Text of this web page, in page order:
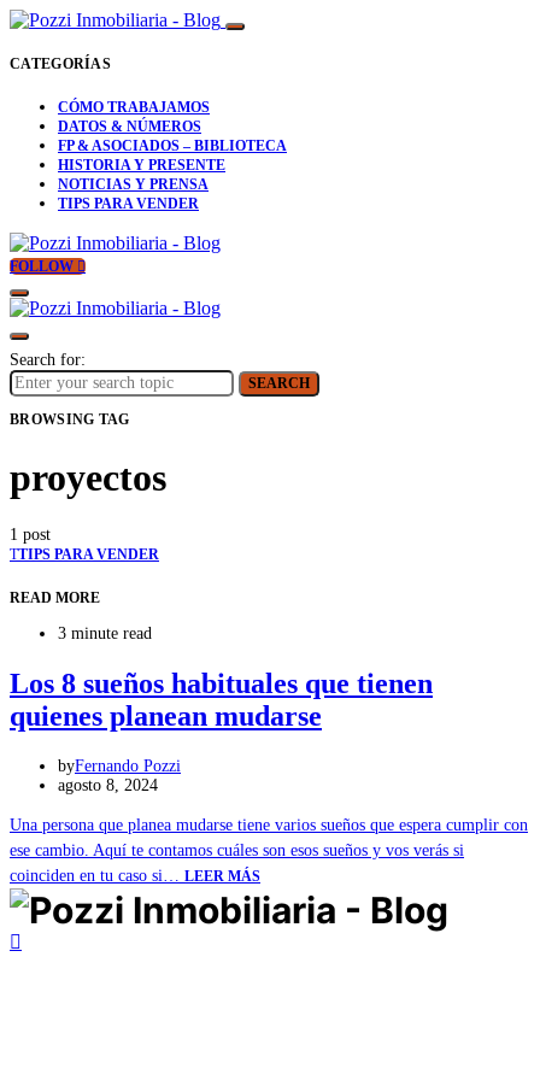
CATEGORÍAS
CÓMO TRABAJAMOS
DATOS & NÚMEROS
FP & ASOCIADOS – BIBLIOTECA
HISTORIA Y PRESENTE
NOTICIAS Y PRENSA
TIPS PARA VENDER
FOLLOW
Search for:
SEARCH
BROWSING TAG
proyectos
1 post
TTIPS PARA VENDER
READ MORE
3 minute read
Los 8 sueños habituales que tienen
quienes planean mudarse
byFernando Pozzi
agosto 8, 2024
Una persona que planea mudarse tiene varios sueños que espera cumplir con
ese cambio. Aquí te contamos cuáles son esos sueños y vos verás si
coinciden en tu caso si… LEER MÁS